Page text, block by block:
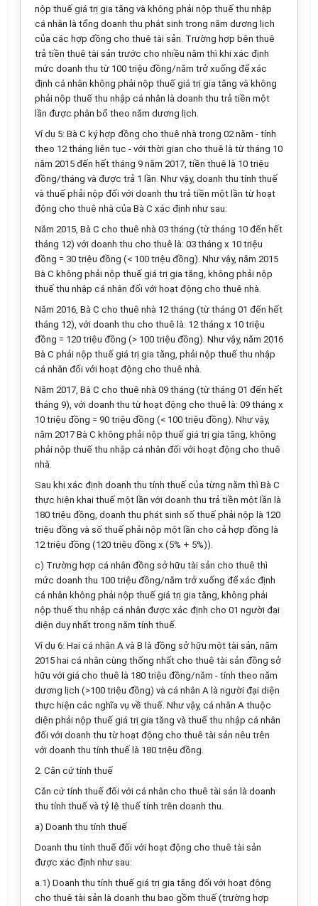
nộp thuế giá trị gia tăng và không phải nộp thuế thu nhập
cá nhân là tổng doanh thu phát sinh trong năm dương lịch
của các hợp đồng cho thuê tài sản. Trường hợp bên thuê
trả tiền thuê tài sản trước cho nhiều năm thì khi xác định
mức doanh thu từ 100 triệu đồng/năm trở xuống để xác
định cá nhân không phải nộp thuế giá trị gia tăng và không
phải nộp thuế thu nhập cá nhân là doanh thu trả tiền một
lần được phân bổ theo năm dương lịch.
Ví dụ 5: Bà C ký hợp đồng cho thuê nhà trong 02 năm - tính
theo 12 tháng liên tục - với thời gian cho thuê là từ tháng 10
năm 2015 đến hết tháng 9 năm 2017, tiền thuê là 10 triệu
đồng/tháng và được trả 1 lần. Như vậy, doanh thu tính thuế
và thuế phải nộp đối với doanh thu trả tiền một lần từ hoạt
động cho thuê nhà của Bà C xác định như sau:
Năm 2015, Bà C cho thuê nhà 03 tháng (từ tháng 10 đến hết
tháng 12) với doanh thu cho thuê là: 03 tháng x 10 triệu
đồng = 30 triệu đồng (< 100 triệu đồng). Như vậy, năm 2015
Bà C không phải nộp thuế giá trị gia tăng, không phải nộp
thuế thu nhập cá nhân đối với hoạt động cho thuê nhà.
Năm 2016, Bà C cho thuê nhà 12 tháng (từ tháng 01 đến hết
tháng 12), với doanh thu cho thuê là: 12 tháng x 10 triệu
đồng = 120 triệu đồng (> 100 triệu đồng). Như vậy, năm 2016
Bà C phải nộp thuế giá trị gia tăng, phải nộp thuế thu nhập
cá nhân đối với hoạt động cho thuê nhà.
Năm 2017, Bà C cho thuê nhà 09 tháng (từ tháng 01 đến hết
tháng 9), với doanh thu từ hoạt động cho thuê là: 09 tháng x
10 triệu đồng = 90 triệu đồng (< 100 triệu đồng). Như vậy,
năm 2017 Bà C không phải nộp thuế giá trị gia tăng, không
phải nộp thuế thu nhập cá nhân đối với hoạt động cho thuê
nhà.
Sau khi xác định doanh thu tính thuế của từng năm thì Bà C
thực hiện khai thuế một lần với doanh thu trả tiền một lần là
180 triệu đồng, doanh thu phát sinh số thuế phải nộp là 120
triệu đồng và số thuế phải nộp một lần cho cả hợp đồng là
12 triệu đồng (120 triệu đồng x (5% + 5%)).
c) Trường hợp cá nhân đồng sở hữu tài sản cho thuê thì
mức doanh thu 100 triệu đồng/năm trở xuống để xác định
cá nhân không phải nộp thuế giá trị gia tăng, không phải
nộp thuế thu nhập cá nhân được xác định cho 01 người đại
diện duy nhất trong năm tính thuế.
Ví dụ 6: Hai cá nhân A và B là đồng sở hữu một tài sản, năm
2015 hai cá nhân cùng thống nhất cho thuê tài sản đồng sở
hữu với giá cho thuê là 180 triệu đồng/năm - tính theo năm
dương lịch (>100 triệu đồng) và cá nhân A là người đại diện
thực hiện các nghĩa vụ về thuế. Như vậy, cá nhân A thuộc
diện phải nộp thuế giá trị gia tăng và thuế thu nhập cá nhân
đối với doanh thu từ hoạt động cho thuê tài sản nêu trên
với doanh thu tính thuế là 180 triệu đồng.
2. Căn cứ tính thuế
Căn cứ tính thuế đối với cá nhân cho thuê tài sản là doanh
thu tính thuế và tỷ lệ thuế tính trên doanh thu.
a) Doanh thu tính thuế
Doanh thu tính thuế đối với hoạt động cho thuê tài sản
được xác định như sau:
a.1) Doanh thu tính thuế giá trị gia tăng đối với hoạt động
cho thuê tài sản là doanh thu bao gồm thuế (trường hợp